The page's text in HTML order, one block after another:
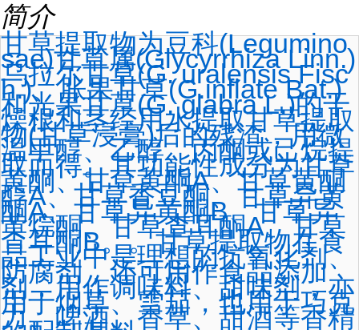
简介
甘草提取物为豆科(Legumino
sae)甘草属(Glycyrrhiza Linn.)
乌拉尔甘草(G. uralensis Fisc
h.)、胀果甘草(G.inflate Bat.)
和光果甘草(G. glabra L.)的干
燥根和茎经用水提取甘草提取
物(甘草浸膏)后的残渣，用微
温甲醇、乙醇、丙酮或己烷提
取而得。其功能性成分为甘草
黄酮、甘草黄酮A、甘草黄酮
醇A、甘草香豆酮、甘草异黄
酮A、甘草异黄酮B、甘草异
黄烷酮、甘草查耳酮A、甘草
查耳酮B。。甘草提取物在食
品工业中是理想的抗氧化剂、
防腐剂，还可用作食品添加
剂，用作调味料、甜味剂，亦
用于烟草、雪茄，也用于巧克
力、啤酒、香草、甜酒等香精